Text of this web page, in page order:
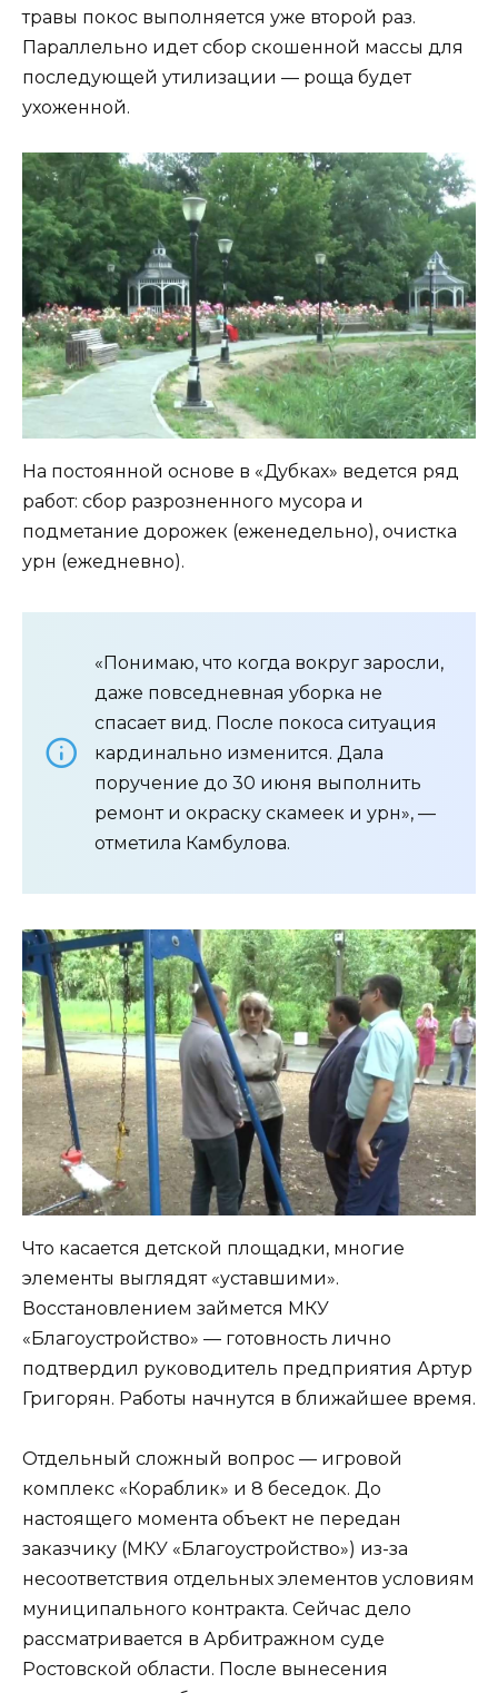
травы покос выполняется уже второй раз.
Параллельно идет сбор скошенной массы для
последующей утилизации — роща будет
ухоженной.
На постоянной основе в «Дубках» ведется ряд
работ: сбор разрозненного мусора и
подметание дорожек (еженедельно), очистка
урн (ежедневно).
«Понимаю, что когда вокруг заросли,
даже повседневная уборка не
спасает вид. После покоса ситуация
кардинально изменится. Дала
поручение до 30 июня выполнить
ремонт и окраску скамеек и урн», —
отметила Камбулова.
Что касается детской площадки, многие
элементы выглядят «уставшими».
Восстановлением займется МКУ
«Благоустройство» — готовность лично
подтвердил руководитель предприятия Артур
Григорян. Работы начнутся в ближайшее время.
Отдельный сложный вопрос — игровой
комплекс «Кораблик» и 8 беседок. До
настоящего момента объект не передан
заказчику (МКУ «Благоустройство») из-за
несоответствия отдельных элементов условиям
муниципального контракта. Сейчас дело
рассматривается в Арбитражном суде
Ростовской области. После вынесения